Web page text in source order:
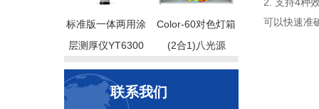
标准版一体两用涂
层测厚仪YT6300
Color-60对色灯箱
(2合1)八光源
联系我们
可以快速准